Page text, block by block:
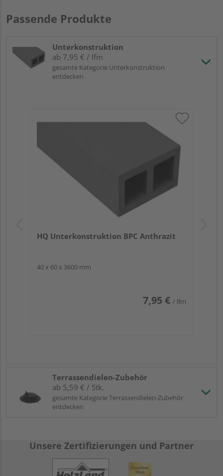
Passende Produkte
Unterkonstruktion
ab 7,95 € / lfm
gesamte Kategorie Unterkonstruktion
entdecken
HQ Unterkonstruktion BPC Anthrazit
40 x 60 x 3600 mm
7,95 € / lfm
Terrassendielen-Zubehör
ab 5,59 € / Stk.
gesamte Kategorie Terrassendielen-Zubehör
entdecken
Unsere Zertifizierungen und Partner